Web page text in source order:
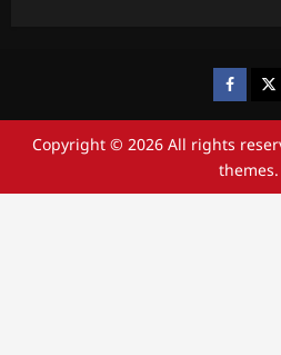
https://
Copyright © 2026 All rights
themes.